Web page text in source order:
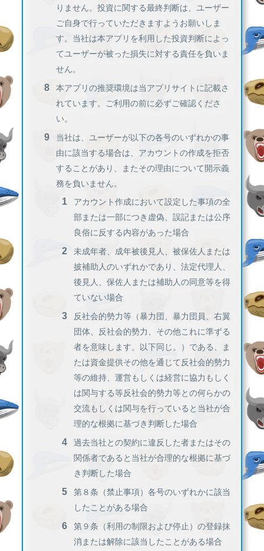
りません。投資に関する最終判断は、ユーザー
ご自身で行っていただきますようお願いしま
す。当社は本アプリを利用した投資判断によっ
てユーザーが被った損失に対する責任を負いま
せん。
本アプリの推奨環境は当アプリサイトに記載さ
れています。ご利用の前に必ずご確認くださ
い。
当社は、ユーザーが以下の各号のいずれかの事
由に該当する場合は、アカウントの作成を拒否
することがあり、またその理由について開示義
務を負いません。
アカウント作成において設定した事項の全
部または一部につき虚偽、誤記または公序
良俗に反する内容があった場合
未成年者、成年被後見人、被保佐人または
披補助人のいずれかであり、法定代理人、
後見人、保佐人または補助人の同意等を得
ていない場合
反社会的勢力等（暴力団、暴力団員、右翼
団体、反社会的勢力、その他これに準ずる
者を意味します。以下同じ。）である、ま
たは資金提供その他を通じて反社会的勢力
等の維持、運営もしくは経営に協力もしく
は関与する等反社会的勢力等との何らかの
交流もしくは関与を行っていると当社が合
理的な根拠に基づき判断した場合
過去当社との契約に違反した者またはその
関係者であると当社が合理的な根拠に基づ
き判断した場合
第８条（禁止事項）各号のいずれかに該当
したことがある場合
第９条（利用の制限および停止）の登録抹
消または解除に該当したことがある場合